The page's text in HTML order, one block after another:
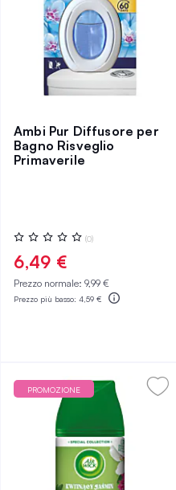
Ambi Pur Diffusore per
Bagno Risveglio
Primaverile
Valutazione:
0%
(0)
6,49 €
Prezzo normale: 9,99 €
Prezzo più basso: 4,59 €
PROMOZIONE